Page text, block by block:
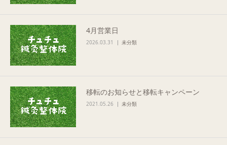
4月営業日
2026.03.31 未分類
移転のお知らせと移転キャンペーン
2021.05.26 未分類